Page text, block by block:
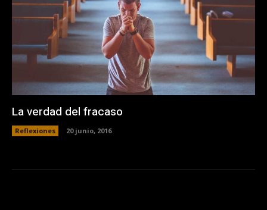
La verdad del fracaso
Reflexiones 20 junio, 2016